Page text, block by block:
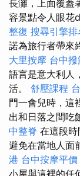
長灘，上面覆蓋
容景點令人眼花
整復 搜尋引擎排
諾為旅行者帶來
大里按摩 台中撥
語言是意大利人
活。 舒壓課程
門一會兒時，這
出和日落之間吃
中整脊 在這段
避免在當地人面
港 台中按摩平價
小屋與這裡的任